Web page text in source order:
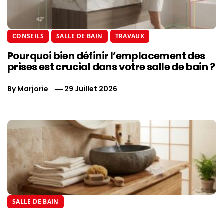
CONSEILS SALLE DE BAIN TRAVAUX
Pourquoi bien définir l’emplacement des
prises est crucial dans votre salle de bain ?
ByMarjorie 29 Juillet 2026
SALLE DE BAIN